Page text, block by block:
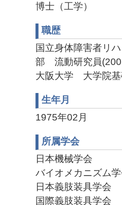
博士（工学）
職歴
国立身体障害者リ
部 流動研究員
大阪大学 大学院
生年月
1975年02月
所属学会
日本機械学会
バイオメカニズム
日本義肢装具学会
国際義肢装具学会